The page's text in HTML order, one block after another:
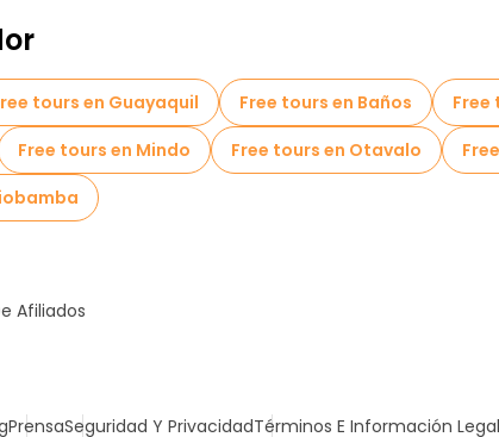
tours en Guayaquil Free tours en Baños
Free
Free tours en Mindo Free tours en Otavalo
Afiliados
PrensaSeguridad Y PrivacidadTérminos E Información Legal